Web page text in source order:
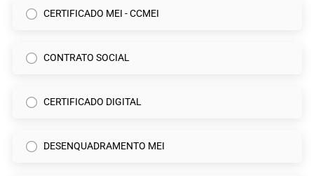
CERTIFICADO MEI - CCMEI
CONTRATO SOCIAL
CERTIFICADO DIGITAL
DESENQUADRAMENTO MEI